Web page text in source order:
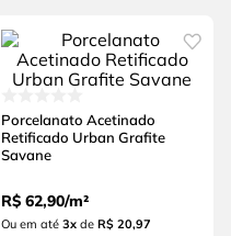
Porcelanato Acetinado
Retificado Urban Grafite
Savane
R$ 62,90/m²
Ou em até 3xde R$ 20,97